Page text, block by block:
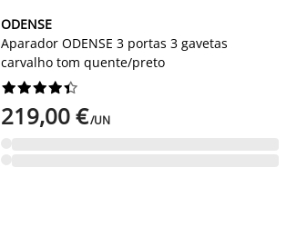
ODENSE
Aparador ODENSE 3 portas 3 gavetas
carvalho tom quente/preto






219,00 €/UN